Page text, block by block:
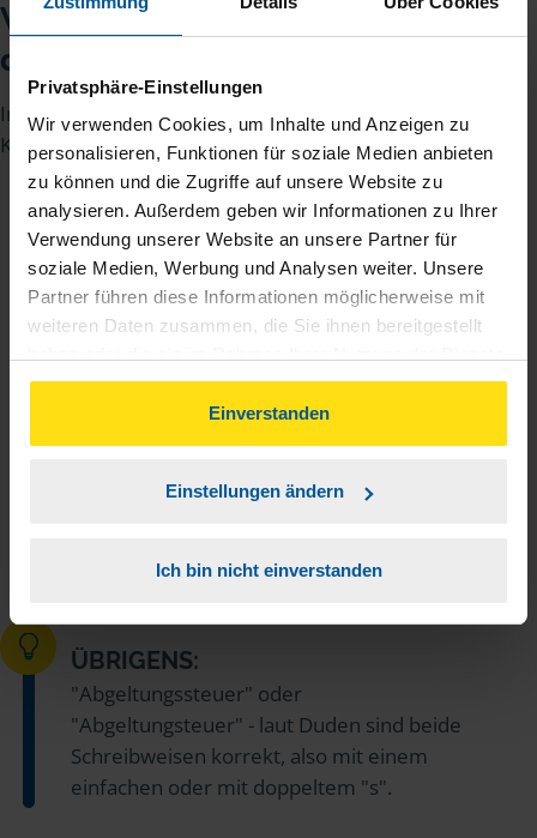
Privatsphäre-Einstellungen
Wir verwenden Cookies, um Inhalte und Anzeigen zu
personalisieren, Funktionen für soziale Medien anbieten
zu können und die Zugriffe auf unsere Website zu
analysieren. Außerdem geben wir Informationen zu Ihrer
Verwendung unserer Website an unsere Partner für
soziale Medien, Werbung und Analysen weiter. Unsere
Partner führen diese Informationen möglicherweise mit
weiteren Daten zusammen, die Sie ihnen bereitgestellt
gesammelt haben. Indem Sie auf Einverstanden klicken,
können Sie der Verwendung von Cookies, gemäß
unserer
Einverstanden
Einstellungen ändern
Ich bin nicht einverstanden
Wann lohnt sich die Abgabe
der Anlage KAP?
In drei Fällen lohnt sich das Ausfüllen der Anlage
KAP:
Der
persönliche Steuersatz
eines Anlegers
oder einer Anlegerin ist niedriger als die
26,375 Prozent Abgeltungssteuer inklusive
Soli.
Die Freistellungsaufträge bei mehreren
Banken waren falsch oder gar nicht verteilt
und bei einer Bank ist dadurch
Abgeltungssteuer angefallen. Durch Abgabe
der Anlage KAP bekommt man die zu viel
gezahlte Steuer zurück.
ÜBRIGENS:
"Abgeltungssteuer" oder
"Abgeltungsteuer" - laut Duden sind beide
Schreibweisen korrekt, also mit einem
einfachen oder mit doppeltem "s".